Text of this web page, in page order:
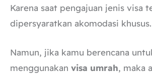
Karena saat pengajuan jenis visa
dipersyaratkan akomodasi khusus.
Namun, jika kamu berencana
menggunakan visa umrah, maka